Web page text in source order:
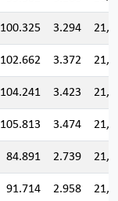
100.325 3.294
102.662 3.372
104.241 3.423
105.813 3.474
84.891 2.739
91.714 2.958